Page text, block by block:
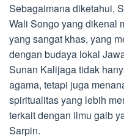
Sebagaimana diketahui,
Wali Songo yang dikenal
yang sangat khas, yang
dengan budaya lokal
Sunan Kalijaga tidak
agama, tetapi juga
spiritualitas yang lebih
terkait dengan ilmu gaib
Sarpin.